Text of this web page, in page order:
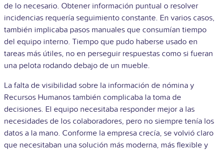
de lo necesario. Obtener información puntual o resolver
incidencias requería seguimiento constante. En varios casos,
también implicaba pasos manuales que consumían tiempo
del equipo interno. Tiempo que pudo haberse usado en
tareas más útiles, no en perseguir respuestas como si fueran
una pelota rodando debajo de un mueble.
La falta de visibilidad sobre la información de nómina y
Recursos Humanos también complicaba la toma de
decisiones. El equipo necesitaba responder mejor a las
necesidades de los colaboradores, pero no siempre tenía los
datos a la mano. Conforme la empresa crecía, se volvió claro
que necesitaban una solución más moderna, más flexible y